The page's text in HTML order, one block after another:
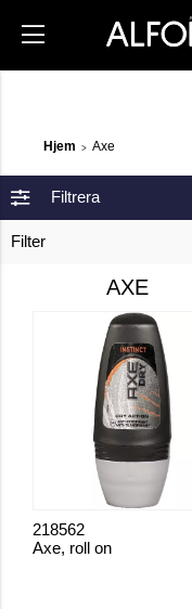
Hjem > Axe
Filtrera
Filter
AXE
Axe, roll on
218562